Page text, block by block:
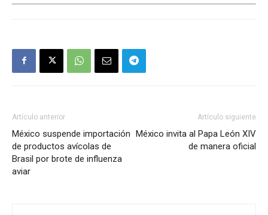
Artículo anterior
México suspende importación
de productos avícolas de
Brasil por brote de influenza
aviar
Artículo siguiente
México invita al Papa León XIV
de manera oficial